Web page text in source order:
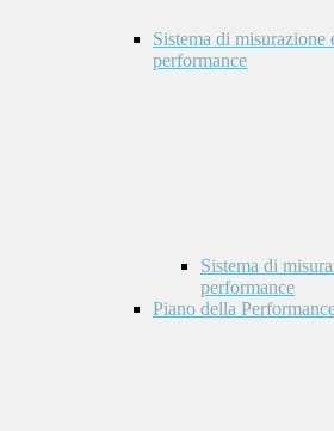
Sistema di misurazione
performance
Sistema di
performance
Piano della